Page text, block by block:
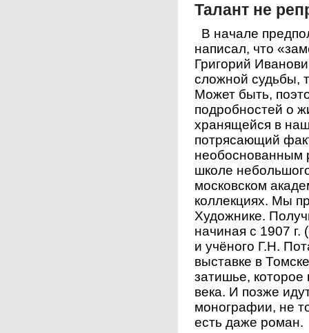
Талант не
В начале
написал, что
Григорий
сложной судьбы,
Может быть,
подробностей о
хранящейся в
потрясающий
необоснованным
школе
московском
коллекциях. Мы
Художнике.
начиная с 1907
и учёного Г.Н.
выставке в
затишье, которое
века. И позже
монографии, не
есть даже роман.